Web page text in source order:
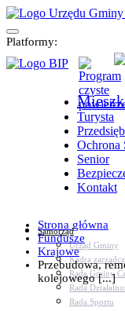
Platformy:
Turysta
Ochrona
Senior
Kontakt
Samorząd
Urząd Gminy
Kadra
Rada Gminy
Rada
Rada Sportu
Strona główna
Fundusze
Krajowe
Przebudowa,
kolejowego [...]